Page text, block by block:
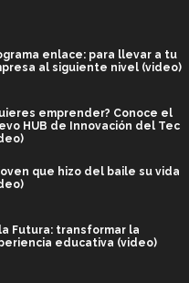
enlace: para llevar a tu
al siguiente nivel (video)
emprender? Conoce el
HUB de Innovación del Tec
que hizo del baile su vida
Futura: transformar la
educativa (video)